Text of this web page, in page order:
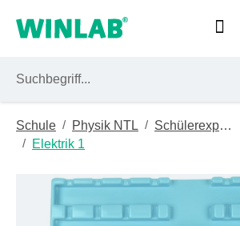
Zum Hauptinhalt springen
Schule / Physik NTL / Schülerexperimentiergeräte
/ Elektrik 1
Bildergalerie überspringen